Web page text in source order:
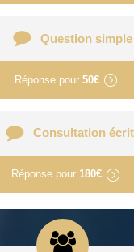
Question simple
Réponse pour 50€
Consultation
Réponse pour 180€